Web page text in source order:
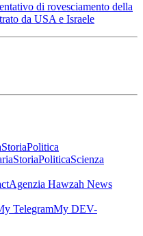
di rovesciamento della
da USA e Israele
StoriaPolitica
StoriaPoliticaScienza
Agenzia Hawzah News
TelegramMy DEV-